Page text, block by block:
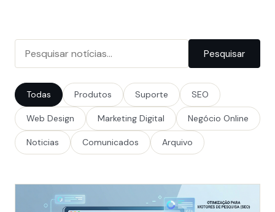
Pesquisar
Todas Produtos Suporte SEO
Web Design Marketing Digital Negócio Online
Noticias Comunicados Arquivo